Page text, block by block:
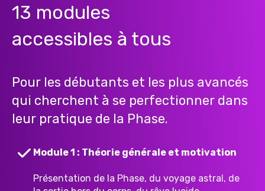
13 modules
accessibles à tous
Pour les débutants et les plus avancés
qui cherchent à se perfectionner dans
leur pratique de la Phase.
Module 1 : Théorie générale et motivation
Présentation de la Phase, du voyage astral, de